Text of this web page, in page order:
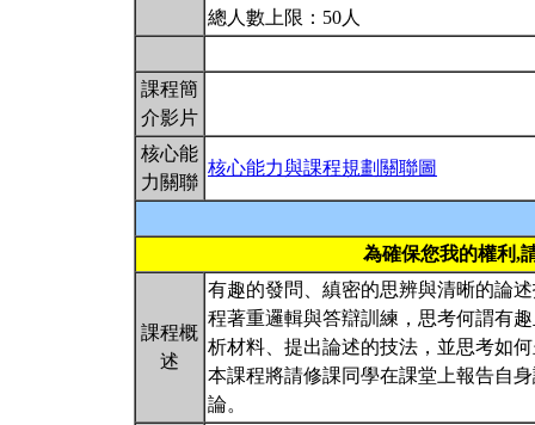
總人數上限：50人
課程簡
介影片
核心能
力關聯
核心能力與課程規劃關聯圖
為確保您我的權利,
課程概
述
有趣的發問、縝密的思辨與清晰的論
程著重邏輯與答辯訓練，思考何謂有
析材料、提出論述的技法，並思考如
本課程將請修課同學在課堂上報告自
論。